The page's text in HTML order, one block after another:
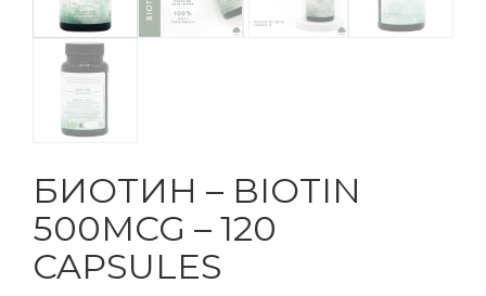
БИОТИН – BIOTIN
500MCG – 120
CAPSULES